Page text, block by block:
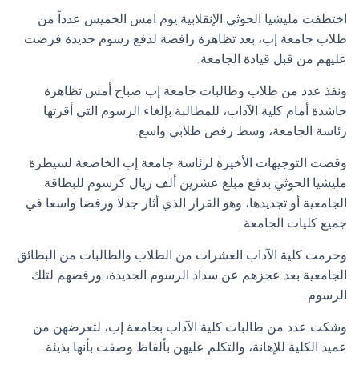
اختطفت مليشيا الحوثي الإنقلابية يوم امس الخميس عدداً من
طلاب جامعة إب، بعد تظاهرة رافضة لدفع رسوم جديدة فرضت
عليهم من قبل قيادة الجامعة.
ونفذ عدد من طلاب وطالبات جامعة إب صباح أمس تظاهرة
حاشدة أمام كلية الآداب، للمطالبة بإلغاء الرسوم التي أقرتها
رئاسة الجامعة، وسط رفض طلابي واسع.
وقضت التوجيهات الأخيرة لرئاسة جامعة إب الخاضعة لسيطرة
مليشيا الحوثي بدفع مبلغ عشرين ألف ريال كرسوم للبطاقة
الجامعية أو تجديدها، وهو القرار الذي أثار جدلا ورفضا واسعا في
جميع كليات الجامعة.
وحرمت كلية الآداب العشرات من الطلاب والطالبات من البطائق
الجامعية بعد عجزهم عن سداد الرسوم الجديدة، ورفضهم لتلك
الرسوم.
وشكت عدد من طالبات كلية الآداب بجامعة إب، لتعرضهن من
عميد الكلية للإهانة، والتكلم عليهن بألفاظ وصفت بأنها بذيئة.